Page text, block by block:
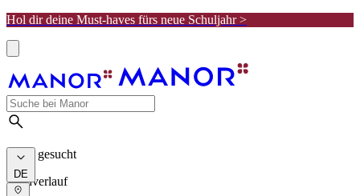
Hol dir deine Must-haves fürs neue Schuljahr >
Meist gesucht
Suchverlauf
DE